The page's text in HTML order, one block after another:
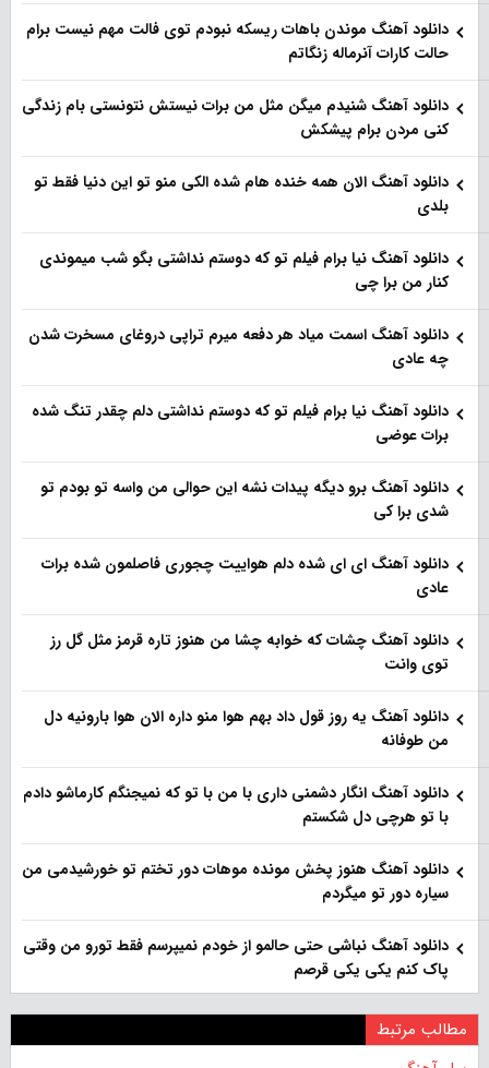
دانلود آهنگ موندن باهات ریسکه نبودم توی فالت مهم نیست برام
حالت کارات آنرماله زنگاتم
دانلود آهنگ شنیدم میگن مثل من برات نیستش نتونستی بام زندگی
کنی مردن برام پیشکش
دانلود آهنگ الان همه خنده هام شده الکی منو تو این دنیا فقط تو
بلدی
دانلود آهنگ نیا برام فیلم تو‌ که دوستم نداشتی بگو شب میموندی
کنار من برا چی
دانلود آهنگ اسمت میاد هر دفعه میرم تراپی دروغای مسخرت شدن
چه عادی
دانلود آهنگ نیا برام فیلم تو‌ که دوستم نداشتی دلم چقدر تنگ شده
برات عوضی
دانلود آهنگ برو دیگه پیدات نشه این حوالی من واسه تو‌ بودم تو
شدی برا کی
دانلود آهنگ ای ای شده دلم هواییت چجوری فاصلمون شده برات
عادی
دانلود آهنگ چشات که خوابه چشا من هنوز تاره قرمز مثل گل رز
توی وانت
دانلود آهنگ یه روز قول داد بهم هوا منو داره الان هوا بارونیه دل
من طوفانه
دانلود آهنگ انگار دشمنی داری با من با تو که نمیجنگم کارماشو دادم
با تو هرچی دل شکستم
دانلود آهنگ هنوز پخش مونده موهات دور تختم تو خورشیدمی من
سیاره دور تو میگردم
دانلود آهنگ نباشی حتی حالمو از خودم نمیپرسم فقط تورو من وقتی
پاک کنم یکی یکی قرصم
مطالب مرتبط